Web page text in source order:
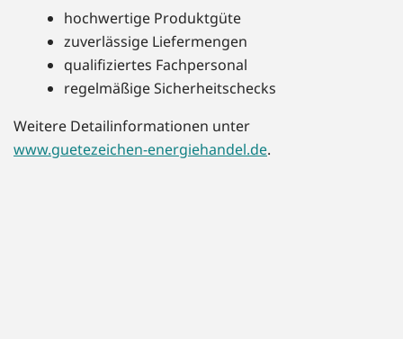
hochwertige Produktgüte
zuverlässige Liefermengen
qualifiziertes Fachpersonal
regelmäßige Sicherheitschecks
Weitere Detailinformationen unter
www.guetezeichen-energiehandel.de.